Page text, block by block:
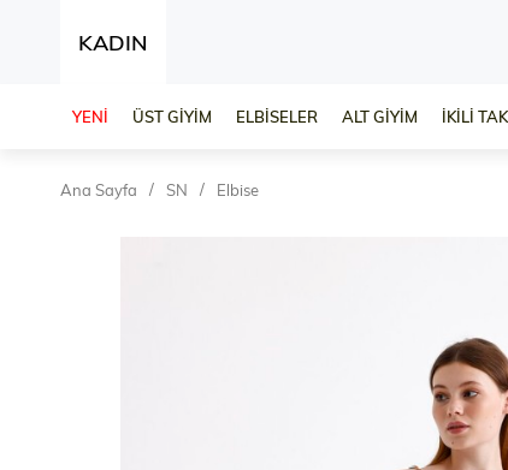
KADIN
YENİ ÜST GİYİM ELBİSELER ALT GİYİM İKİLİ
Ana Sayfa SN Elbise